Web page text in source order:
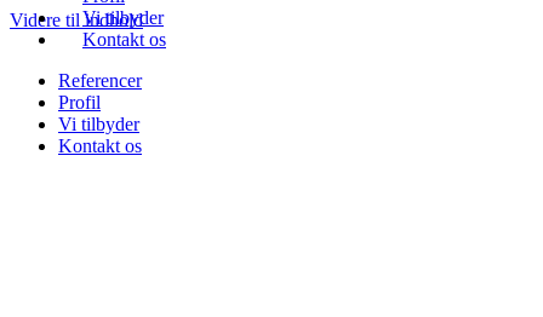
Videre til indhold
Vi tilbyder
Kontakt os
Referencer
Profil
Vi tilbyder
Kontakt os